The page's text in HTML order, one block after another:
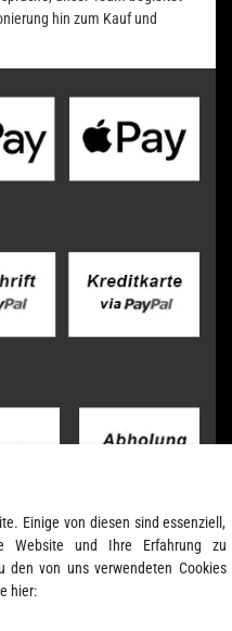
hin zum Kauf und
Einige von diesen sind essenziell,
Website und Ihre Erfahrung zu
den von uns verwendeten Cookies
hier: